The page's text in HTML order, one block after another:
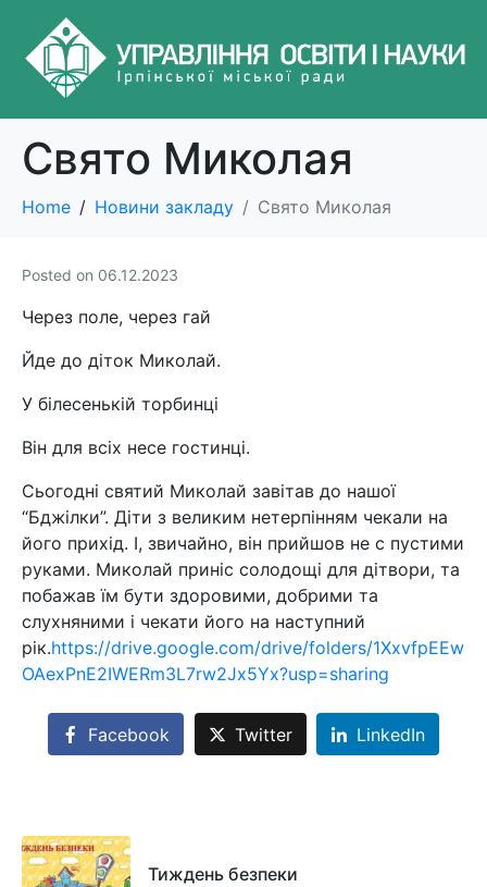
Свято Миколая
Home Новини закладу Свято Миколая
Posted on 06.12.2023
Через поле, через гай
Йде до діток Миколай.
У білесенькій торбинці
Він для всіх несе гостинці.
Сьогодні святий Миколай завітав до нашої
“Бджілки”. Діти з великим нетерпінням чекали на
його прихід. І, звичайно, він прийшов не с пустими
руками. Миколай приніс солодощі для дітвори, та
побажав їм бути здоровими, добрими та
слухняними і чекати його на наступний
рік.https://drive.google.com/drive/folders/1XxvfpEEw
OAexPnE2IWERm3L7rw2Jx5Yx?usp=sharing
Facebook Twitter LinkedIn
Тиждень безпеки